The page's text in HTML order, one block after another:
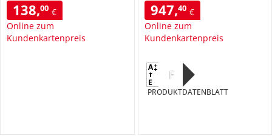
138,00 €
Online zum
Kundenkartenpreis
947,40 €
Online zum
Kundenkartenpreis
F
PRODUKTDATENBLATT